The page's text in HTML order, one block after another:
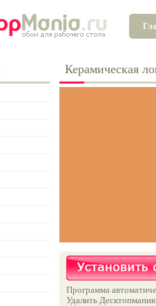
Керамическая
Программа
Удалить